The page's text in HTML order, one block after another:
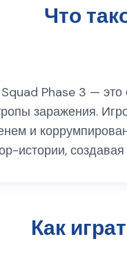
Что
Phase 3 —
заражения.
и
истории,
Как